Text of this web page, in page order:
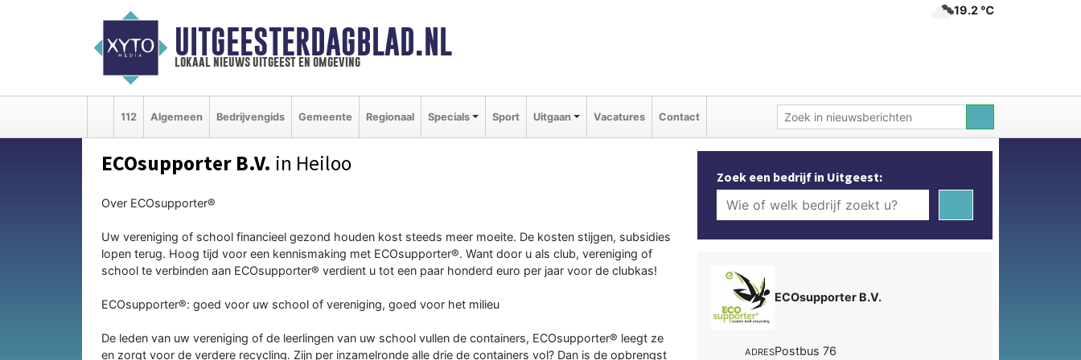
UITGEESTERDAGBLAD.NL
lokaal nieuws uitgeest en omgeving
19.2 ℃
112 Algemeen Bedrijvengids Gemeente Regionaal Specials Sport Uitgaan Vacatures Contact
ECOsupporter B.V. in Heiloo
Over ECOsupporter®
Uw vereniging of school financieel gezond houden kost steeds meer moeite. De kosten stijgen, subsidies
lopen terug. Hoog tijd voor een kennismaking met ECOsupporter®. Want door u als club, vereniging of
school te verbinden aan ECOsupporter® verdient u tot een paar honderd euro per jaar voor de clubkas!
ECOsupporter®: goed voor uw school of vereniging, goed voor het milieu
De leden van uw vereniging of de leerlingen van uw school vullen de containers, ECOsupporter® leegt ze
en zorgt voor de verdere recycling. Zijn per inzamelronde alle drie de containers vol? Dan is de opbrengst
Zoek een bedrijf in Uitgeest:
ECOsupporter B.V.
ADRESPostbus 76